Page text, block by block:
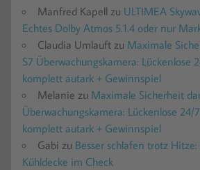
Manfred Kapell zu ULTIMEA
Echtes Dolby Atmos 5.1.4 oder nur
Claudia Umlauft zu Maximale
S7 Überwachungskamera: Lückenlose
komplett autark + Gewinnspiel
Melanie zu Maximale Sicherheit
Überwachungskamera: Lückenlose 24/
komplett autark + Gewinnspiel
Gabi zu Besser schlafen trotz
Kühldecke im Check